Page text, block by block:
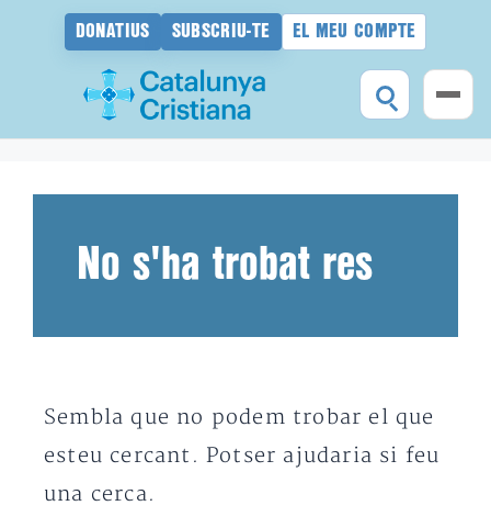
DONATIUS SUBSCRIU-TE EL MEU COMPTE
No s'ha trobat res
Sembla que no podem trobar el que
esteu cercant. Potser ajudaria si feu
una cerca.